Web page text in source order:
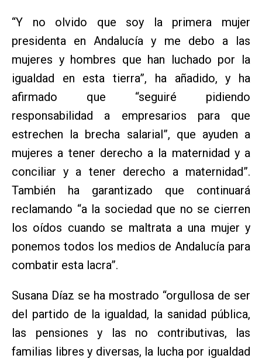
“Y no olvido que soy la primera mujer
presidenta en Andalucía y me debo a las
mujeres y hombres que han luchado por la
igualdad en esta tierra”, ha añadido, y ha
afirmado que “seguiré pidiendo
responsabilidad a empresarios para que
estrechen la brecha salarial”, que ayuden a
mujeres a tener derecho a la maternidad y a
conciliar y a tener derecho a maternidad”.
También ha garantizado que continuará
reclamando “a la sociedad que no se cierren
los oídos cuando se maltrata a una mujer y
ponemos todos los medios de Andalucía para
combatir esta lacra”.
Susana Díaz se ha mostrado “orgullosa de ser
del partido de la igualdad, la sanidad pública,
las pensiones y las no contributivas, las
familias libres y diversas, la lucha por igualdad